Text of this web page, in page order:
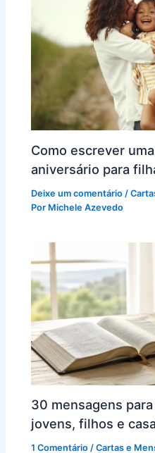
Como escrever
aniversário para
Deixe um comentário /
Por Michele Azevedo
30 mensagens
jovens, filhos e
1 Comentário /Cartas e